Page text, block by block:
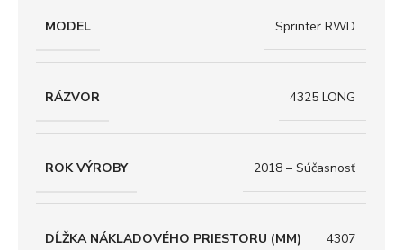
MODEL Sprinter RWD
RÁZVOR 4325 LONG
ROK VÝROBY 2018 – Súčasnosť
DĹŽKA NÁKLADOVÉHO PRIESTORU (MM) 4307